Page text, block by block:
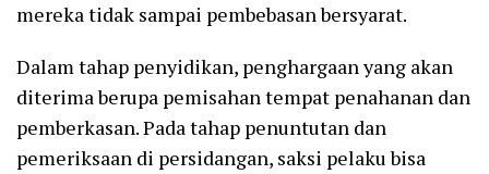
mereka tidak sampai pembebasan bersyarat.
Dalam tahap penyidikan, penghargaan yang akan
diterima berupa pemisahan tempat penahanan dan
pemberkasan. Pada tahap penuntutan dan
pemeriksaan di persidangan, saksi pelaku bisa